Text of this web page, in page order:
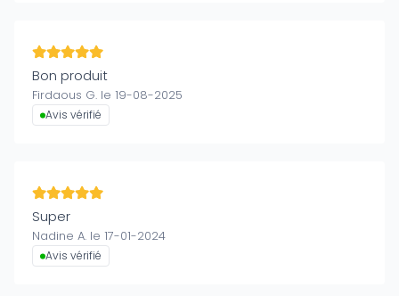
Bon produit
Firdaous G. le 19-08-2025
Avis vérifié
Super
Nadine A. le 17-01-2024
Avis vérifié